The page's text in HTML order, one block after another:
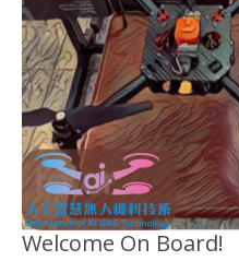
Welcome On Board!